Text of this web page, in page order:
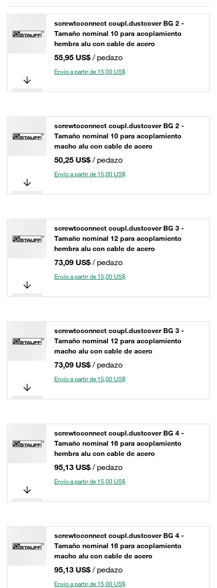
screwtoconnect coupl.dustcover BG 2 -
Tamaño nominal 10 para acoplamiento
hembra alu con cable de acero
55,95 US$ / pedazo
Envío a partir de 15,00 US$
screwtoconnect coupl.dustcover BG 2 -
Tamaño nominal 10 para acoplamiento
macho alu con cable de acero
50,25 US$ / pedazo
Envío a partir de 15,00 US$
screwtoconnect coupl.dustcover BG 3 -
Tamaño nominal 12 para acoplamiento
hembra alu con cable de acero
73,09 US$ / pedazo
Envío a partir de 15,00 US$
screwtoconnect coupl.dustcover BG 3 -
Tamaño nominal 12 para acoplamiento
macho alu con cable de acero
73,09 US$ / pedazo
Envío a partir de 15,00 US$
screwtoconnect coupl.dustcover BG 4 -
Tamaño nominal 16 para acoplamiento
hembra alu con cable de acero
95,13 US$ / pedazo
Envío a partir de 15,00 US$
screwtoconnect coupl.dustcover BG 4 -
Tamaño nominal 16 para acoplamiento
macho alu con cable de acero
95,13 US$ / pedazo
Envío a partir de 15,00 US$